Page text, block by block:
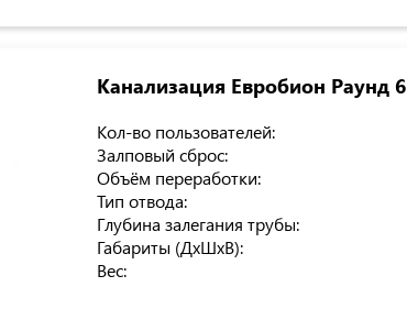
Канализация Евробион Раунд 6
Кол-во пользователей:
Залповый сброс:
Объём переработки:
Тип отвода:
Глубина залегания трубы:
Габариты (ДхШхВ):
Вес: